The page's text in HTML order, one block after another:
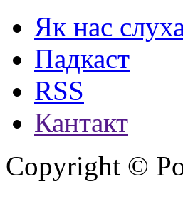
Як нас
Падкаст
RSS
Кантакт
Copyright ©